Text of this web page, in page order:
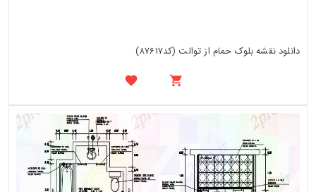
دانلود نقشه بلوک حمام از توالت (کد87617)